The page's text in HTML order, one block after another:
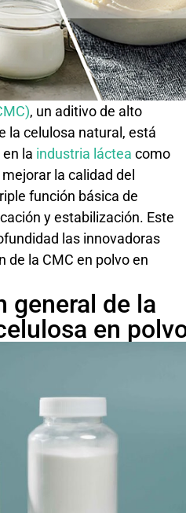
, un aditivo de alto
la celulosa natural, está
la industria láctea como
la calidad del
función básica de
y estabilización. Este
las innovadoras
de la CMC en polvo en
general de la
en